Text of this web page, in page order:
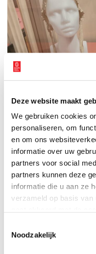
Deze website maakt
We gebruiken cookies
personaliseren, om
en om ons
informatie over uw
partners voor social
partners kunnen deze
informatie die u aan ze
verzameld op basis
Noodzakelijk
Het mutsje en mandje van